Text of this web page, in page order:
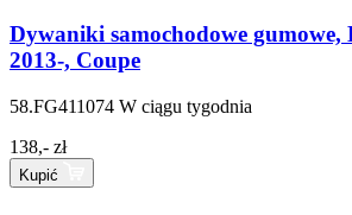
Dywaniki samochodowe gumowe,
2013-, Coupe
58.FG411074 W ciągu tygodnia
138,- zł
Kupić